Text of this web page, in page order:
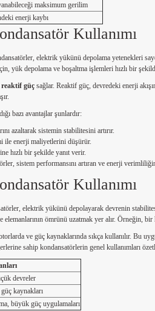
maksimum gerilim
enerji kaybı
Kullanımı
elektrik yükünü depolama yetenekleri
yük depolama ve boşaltma işlemleri hızlı bir
reaktif güç sağlar. Reaktif güç, devredeki enerji
bazı avantajlar şunlardır:
azaltarak sistemin stabilitesini artırır.
ile enerji maliyetlerini düşürür.
hızlı bir şekilde yanıt verir.
sistem performansını artıran ve enerji
Kullanımı
elektrik yükünü depolayarak devrenin
elemanlarının ömrünü uzatmak yer alır. Örneğin,
ve güç kaynaklarında sıkça kullanılır. Bu
sahip kondansatörlerin genel kullanımları
devreler
kaynakları
büyük güç uygulamaları